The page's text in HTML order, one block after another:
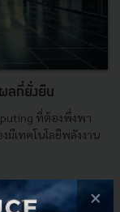
ลที่ยั่งยืน
ที่ต้องพึ่งพา
มีเทคโนโลยีพลังงาน
×